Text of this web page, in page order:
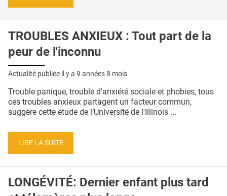
TROUBLES ANXIEUX : Tout part de la
peur de l'inconnu
Actualité publiée il y a 9 années 8 mois
Trouble panique, trouble d'anxiété sociale et phobies, tous
ces troubles anxieux partagent un facteur commun,
suggère cette étude de l’Université de l'Illinois ...
LIRE LA SUITE
LONGÉVITÉ: Dernier enfant plus tard